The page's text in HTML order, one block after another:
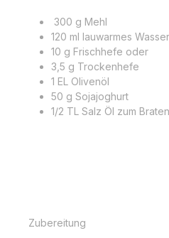
300 g Mehl
120 ml lauwarmes Wasser
10 g Frischhefe oder
3,5 g Trockenhefe
1 EL Olivenöl
50 g Sojajoghurt
1/2 TL Salz Öl zum Braten
Zubereitung